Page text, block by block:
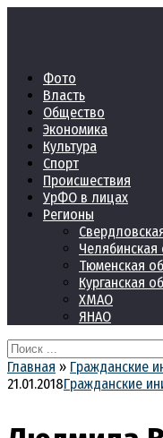
Фото
Власть
Общество
Экономика
Культура
Спорт
Происшествия
УрФО в лицах
Регионы
Челябинская
Тюменская
Курганская
ХМАО
ЯНАО
Search
for:
Главная » Гражданские
21.01.2018Гражданские